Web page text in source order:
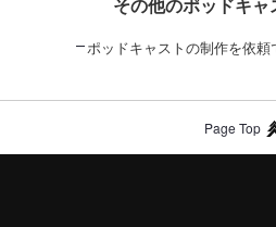
ポッドキャストの制作を依
Page Top